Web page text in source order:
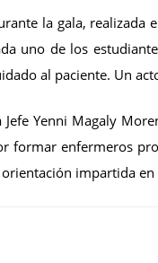
la gala, realizada
uno de los
al paciente. Un
Jefe Yenni Magaly
formar enfermeros
impartida